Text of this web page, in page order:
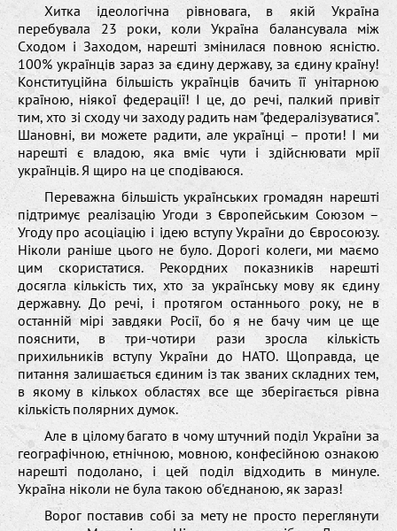
Хитка ідеологічна рівновага, в якій Україна
перебувала 23 роки, коли Україна балансувала між
Сходом і Заходом, нарешті змінилася повною ясністю.
100% українців зараз за єдину державу, за єдину країну!
Конституційна більшість українців бачить її унітарною
країною, ніякої федерації! І це, до речі, палкий привіт
тим, хто зі сходу чи заходу радить нам "федералізуватися".
Шановні, ви можете радити, але українці – проти! І ми
нарешті є владою, яка вміє чути і здійснювати мрії
українців. Я щиро на це сподіваюся.
Переважна більшість українських громадян нарешті
підтримує реалізацію Угоди з Європейським Союзом –
Угоду про асоціацію і ідею вступу України до Євросоюзу.
Ніколи раніше цього не було. Дорогі колеги, ми маємо
цим скористатися. Рекордних показників нарешті
досягла кількість тих, хто за українську мову як єдину
державну. До речі, і протягом останнього року, не в
останній мірі завдяки Росії, бо я не бачу чим це ще
пояснити, в три-чотири рази зросла кількість
прихильників вступу України до НАТО. Щоправда, це
питання залишається єдиним із так званих складних тем,
в якому в кількох областях все ще зберігається рівна
кількість полярних думок.
Але в цілому багато в чому штучний поділ України за
географічною, етнічною, мовною, конфесійною ознакою
нарешті подолано, і цей поділ відходить в минуле.
Україна ніколи не була такою об'єднаною, як зараз!
Ворог поставив собі за мету не просто переглянути